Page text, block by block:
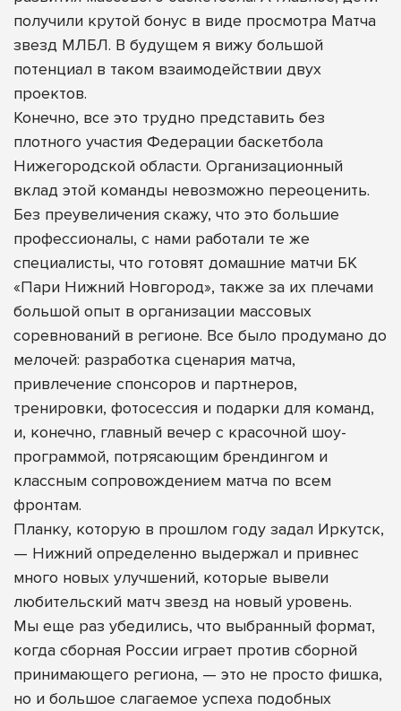
получили крутой бонус в виде просмотра Матча
звезд МЛБЛ. В будущем я вижу большой
потенциал в таком взаимодействии двух
проектов.
Конечно, все это трудно представить без
плотного участия Федерации баскетбола
Нижегородской области. Организационный
вклад этой команды невозможно переоценить.
Без преувеличения скажу, что это большие
профессионалы, с нами работали те же
специалисты, что готовят домашние матчи БК
«Пари Нижний Новгород», также за их плечами
большой опыт в организации массовых
соревнований в регионе. Все было продумано до
мелочей: разработка сценария матча,
привлечение спонсоров и партнеров,
тренировки, фотосессия и подарки для команд,
и, конечно, главный вечер с красочной шоу-
программой, потрясающим брендингом и
классным сопровождением матча по всем
фронтам.
Планку, которую в прошлом году задал Иркутск,
— Нижний определенно выдержал и привнес
много новых улучшений, которые вывели
любительский матч звезд на новый уровень.
Мы еще раз убедились, что выбранный формат,
когда сборная России играет против сборной
принимающего региона, — это не просто фишка,
но и большое слагаемое успеха подобных